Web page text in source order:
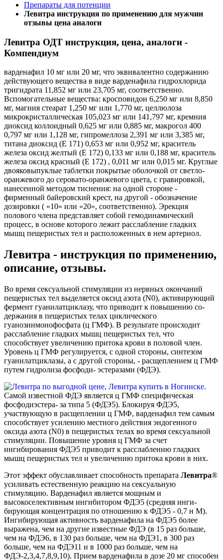
Препараты для потенции
Левитра инструкция по применению для мужчин
отзывы цена аналоги
Левитра ОДТ инструкция, цена, аналоги -
Компендиум
варденафил 10 мг или 20 мг, что эквивалентно содержанию
действующего вещества в виде варденафила гидрохло­рида
тригидрата 11,852 мг или 23,705 мг, соответственно.
Вспомогательные вещества: кросповидон 6,250 мг или 8,850
мг, магния стеарат 1,250 мг или 1,770 мг, целлюлоза
микрокристаллическая 105,023 мг или 141,797 мг, кремния
диок­сид коллоидный 0,625 мг или 0,885 мг, макрогол 400
0,797 мг или 1,128 мг, гипромеллоза 2,391 мг или 3,385 мг,
титана диоксид (Е 171) 0,653 мг или 0,952 мг, краситель
железа ок­сид желтый (Е 172) 0,133 мг или 0,188 мг, краситель
железа оксид красный (Е 172) , 0,011 мг или 0,015 мг. Круглые
двояковыпуклые таблетки покрытые оболочкой от светло-
оранжевого до серова­то-оранжевого цвета, с гравировкой,
нанесенной методом тиснения: на одной стороне -
фирменный байеровский крест, на другой - обозначение
дозировки ( «10» или «20», соот­ветственно). Эрекция
полового члена представляет собой гемодинамический
процесс, в основе которо­го лежит расслабление гладких
мышц пещеристых тел и расположенных в нем артериол.
Левитра - инструкция по применению,
описание, отзывы.
Во время сексуальной стимуляции из нервных окончаний
пещеристых тел выделяется ок­сид азота (N0), активирующий
фермент гуанилатциклазу, что приводит к повышению со­
держания в пещеристых телах циклического
гуанозинмонофосфата (ц ГМФ). В результате происходит
расслабление гладких мышц пещеристых тел, что
способствует увеличению притока крови в половой член.
Уровень ц ГМФ регулируется, с одной стороны, синтезом
гуанилатциклазы, а с другой стороны, - расщеплением ц ГМФ
путем гидролиза фосфоди- эстеразами (ФДЭ).
Самой известной ФДЭ является ц ГМФ специфическая
фосфодиэстера- за типа 5 (ФДЭ5). Блокируя ФДЭ5,
участвующую в расщеплении ц ГМФ, варденафил тем самым
способ­ствует усилению местного действия эндогенного
оксида азота (N0) в пещеристых телах во время сексуальной
стимуляции. Повышение уровня ц ГМФ за счет
ингибирования ФДЭ5 приводит к расслаблению гладких
мышц пещеристых тел и увеличению притока крови в них.
Этот эффект обуславливает способность препарата Левитра®
усиливать естественную ре­акцию на сексуальную
стимуляцию. Варденафил является мощным и
высокоселективным ингибитором ФДЭ5 (средняя инги­
бирующая концентрация по отношению к ФДЭ5 - 0,7 н М).
Ингибирующая активность варденафила на ФДЭ5 более
выражена, чем на другие известные ФДЭ (в 15 раз больше,
чем на ФДЭ6, в 130 раз больше, чем на ФДЭ1, в 300 раз
больше, чем на ФДЭ11 и в 1000 раз больше, чем на
ФДЭ-2,3,4,7,8,9,10). Прием варденафила в дозе 20 мг способен